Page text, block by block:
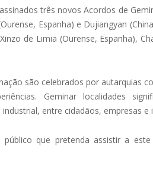
três novos Acordos de
Espanha) e Dujiangyan
de Limia (Ourense, Espanha),
são celebrados por autarquias
Geminar localidades
entre cidadãos, empresas e
que pretenda assistir a